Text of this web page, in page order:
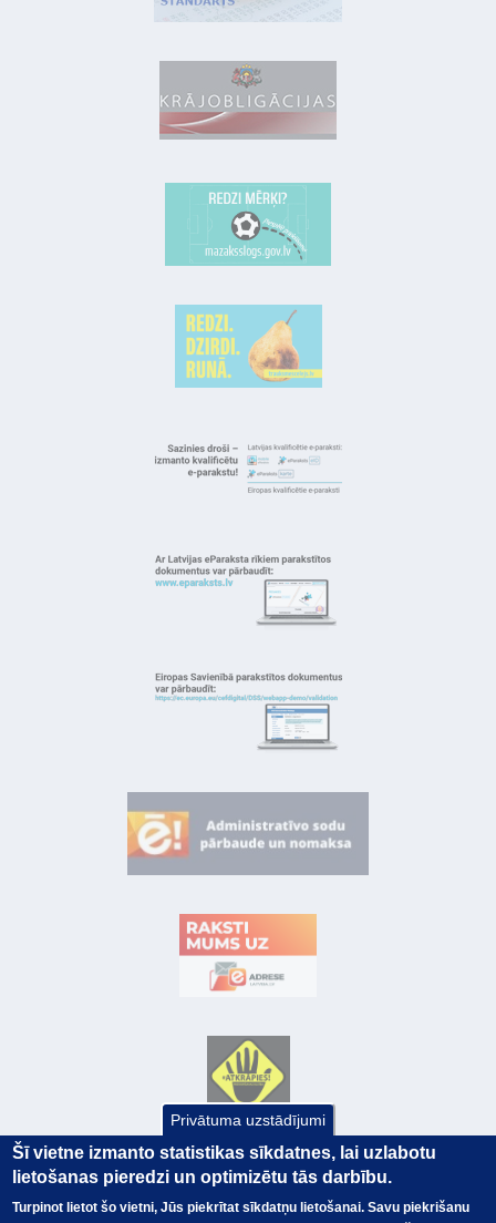
Privātuma uzstādījumi
Šī vietne izmanto statistikas sīkdatnes, lai uzlabotu
lietošanas pieredzi un optimizētu tās darbību.
Turpinot lietot šo vietni, Jūs piekrītat sīkdatņu lietošanai. Savu piekrišanu